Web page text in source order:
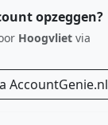
opzeggen?
Hoogvliet via
AccountGenie.nl